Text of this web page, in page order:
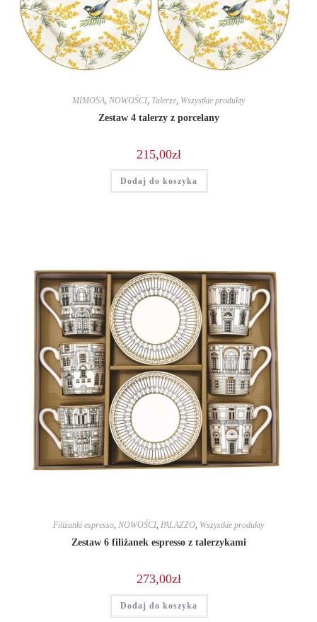
MIMOSA NOWOŚCI Talerze Wszystkie produkty
Zestaw 4 talerzy z porcelany
215,00zł
Dodaj do koszyka
Filiżanki espresso, NOWOŚCI, PALAZZO, Wszystkie produkty
Zestaw 6 filiżanek espresso z talerzykami
273,00zł
Dodaj do koszyka